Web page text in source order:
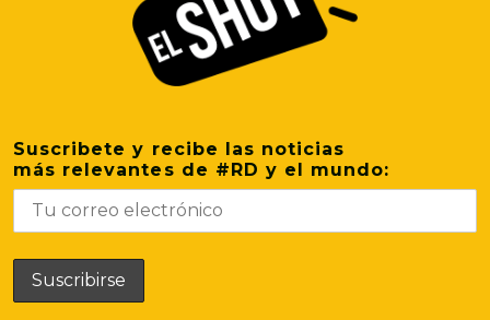
Suscribete y recibe las noticias
más relevantes de #RD y el mundo: